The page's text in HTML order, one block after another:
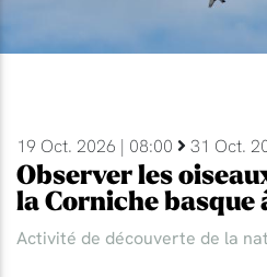
19 Oct. 2026 | 08:00 31 Oct.
Observer les
la Corniche basque
Activité de découverte de la